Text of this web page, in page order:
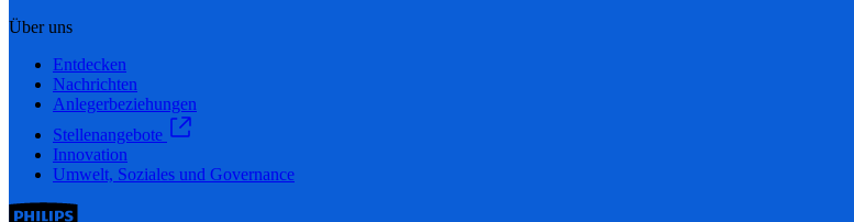
Über uns
Entdecken
Nachrichten
Anlegerbeziehungen
Stellenangebote
Innovation
Umwelt, Soziales und Governance